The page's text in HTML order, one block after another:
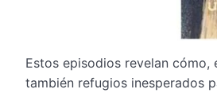
Estos episodios revelan
también refugios inesperados